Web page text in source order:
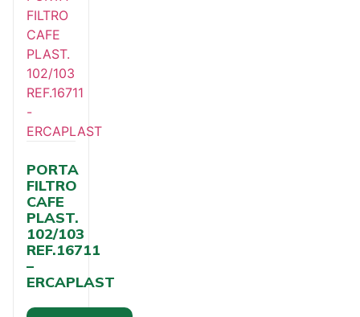
PORTA
FILTRO
CAFE
PLAST.
102/103
REF.16711
–
ERCAPLAST